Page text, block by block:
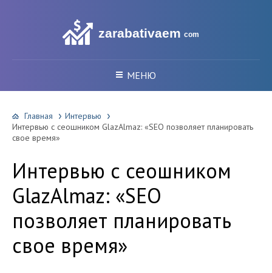
zarabativaem com
МЕНЮ
Главная
Интервью
Интервью с сеошником GlazAlmaz: «SEO позволяет планировать
свое время»
Интервью с сеошником
GlazAlmaz: «SEO
позволяет планировать
свое время»